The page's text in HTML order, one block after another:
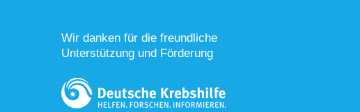
Wir danken für die freundliche
Unterstützung und Förderung